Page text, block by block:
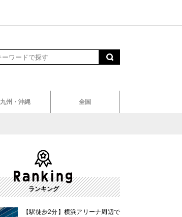
九州・沖縄 全国
ランキング
【駅徒歩2分】横浜アリーナ周辺で